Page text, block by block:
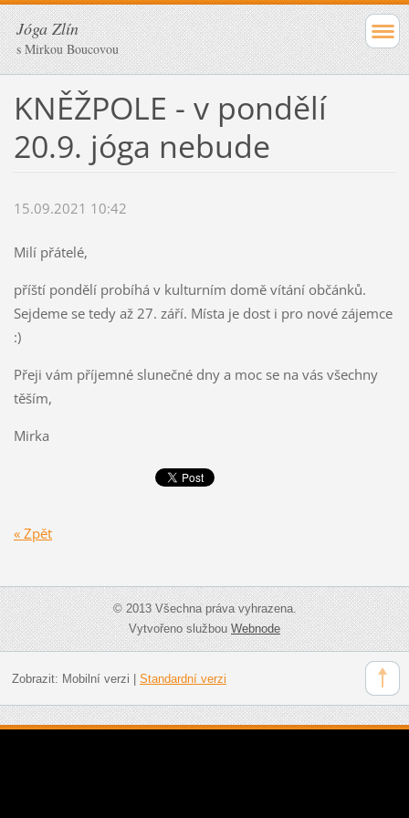
Jóga Zlín
s Mirkou Boucovou
KNĚŽPOLE - v pondělí
20.9. jóga nebude
15.09.2021 10:42
Milí přátelé,
příští pondělí probíhá v kulturním domě vítání občánků.
Sejdeme se tedy až 27. září. Místa je dost i pro nové zájemce
:)
Přeji vám příjemné slunečné dny a moc se na vás všechny
těším,
Mirka
« Zpět
© 2013 Všechna práva vyhrazena.
Vytvořeno službouWebnode
Zobrazit: Mobilní verzi Standardní verzi